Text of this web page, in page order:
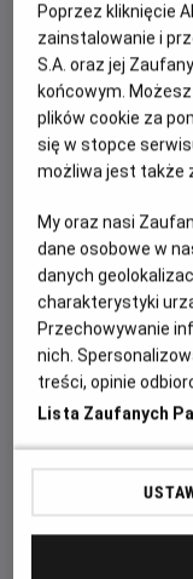
życia i pamięci
przestępczością
imienia, w pełni
rosnące
wywołuje
zagraża jego
najpotężniejszych
się zmierzył.
W tytułowej roli
towarzyszyła
Bernthal, Sadie
kolejne
Zapraszamy na
już dziś, wybierz
Poprzez kliknięcie
zainstalowanie i
S.A. oraz jej
końcowym.
plików cookie za
się w stopce
możliwa jest także
My oraz nasi
dane osobowe w
danych
charakterystyki
Przechowywanie
nich.
treści, opinie
Lista Zaufanych